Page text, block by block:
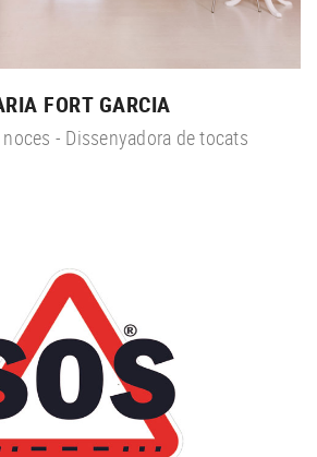
FORT GARCIA
- Dissenyadora de tocats